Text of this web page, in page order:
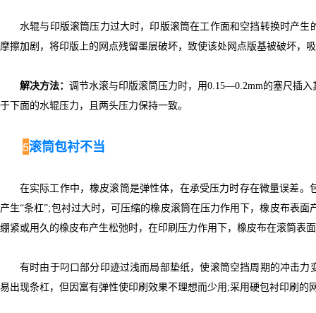
水辊与印版滚筒压力过大时，印版滚筒在工作面和空挡转换时产
摩擦加剧，将印版上的网点残留墨层破坏，致使该处网点版基被破坏，
解决方法：调节水滚与印版滚筒压力时，用0.15—0.2mm的塞尺插
于下面的水辊压力，且两头压力保持一致。
5滚筒包衬不当
在实际工作中，橡皮滚筒是弹性体，在承受压力时存在微量误差
产生“条杠”;包衬过大时，可压缩的橡皮滚筒在压力作用下，橡皮布表
绷紧或用久的橡皮布产生松弛时，在印刷压力作用下，橡皮布在滚筒表
有时由于叼口部分印迹过浅而局部垫纸，使滚筒空挡周期的冲击
易出现条杠，但因富有弹性使印刷效果不理想而少用;采用硬包衬印刷